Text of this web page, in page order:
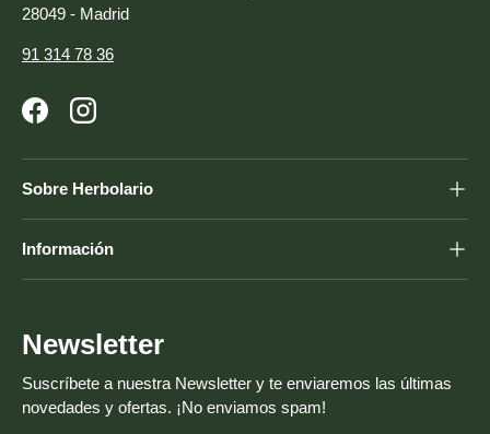
28049 - Madrid
91 314 78 36
FacebookInstagram
Sobre Herbolario
Información
Newsletter
Suscríbete a nuestra Newsletter y te enviaremos las últimas
novedades y ofertas. ¡No enviamos spam!